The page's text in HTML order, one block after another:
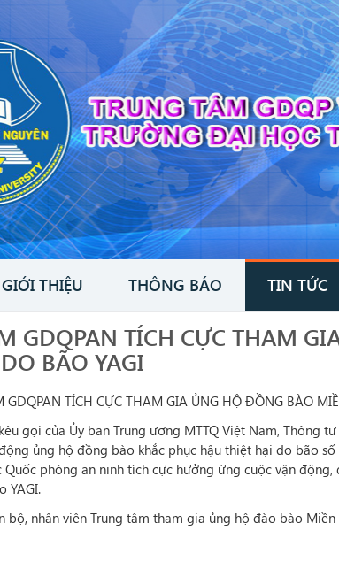
GIỚI THIỆU THÔNG BÁO TIN TỨC
GDQPAN TÍCH CỰC THAM
BÃO YAGI
GDQPAN TÍCH CỰC THAM GIA ỦNG HỘ ĐỒNG BÀO
gọi của Ủy ban Trung ương MTTQ Việt Nam, Thông
ủng hộ đồng bào khắc phục hậu thiệt hại do bão số
phòng an ninh tích cực hưởng ứng cuộc vận động,
YAGI.
bộ, nhân viên Trung tâm tham gia ủng hộ đào bào Miền